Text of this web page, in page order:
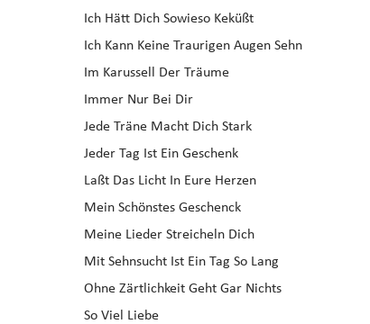
Ich Hätt Dich Sowieso Keküßt
Ich Kann Keine Traurigen Augen Sehn
Im Karussell Der Träume
Immer Nur Bei Dir
Jede Träne Macht Dich Stark
Jeder Tag Ist Ein Geschenk
Laßt Das Licht In Eure Herzen
Mein Schönstes Geschenck
Meine Lieder Streicheln Dich
Mit Sehnsucht Ist Ein Tag So Lang
Ohne Zärtlichkeit Geht Gar Nichts
So Viel Liebe